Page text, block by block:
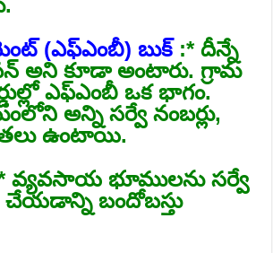
(ఎఫ్‌ఎంబీ) బుక్ ‌ :* దీన్నే
అని కూడా అంటారు. గ్రామ
ఎఫ్‌ఎంబీ ఒక భాగం.
అన్ని సర్వే నంబర్లు,
ఉంటాయి.
వ్యవసాయ భూములను సర్వే
చేయడాన్ని బందోబస్తు